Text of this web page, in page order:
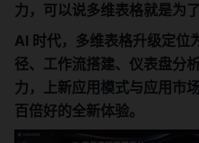
力，可以说多维表格就是为
AI 时代，多维表格升级定位
径、工作流搭建、仪表盘分
力，上新应用模式与应用市
百倍好的全新体验。